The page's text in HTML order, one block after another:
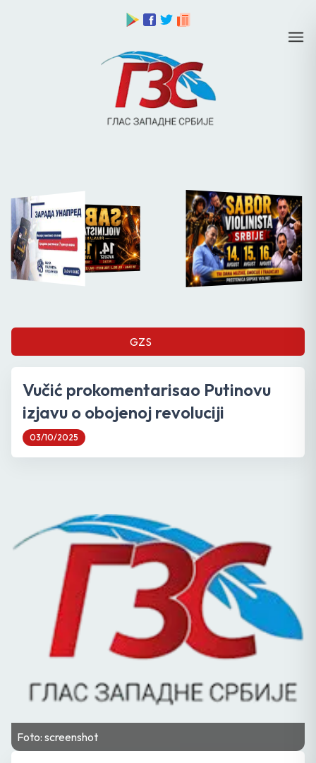
GZS
Vučić prokomentarisao Putinovu
izjavu o obojenoj revoluciji
03/10/2025
Foto: screenshot